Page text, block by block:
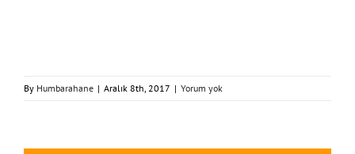
By Humbarahane | Aralık 8th, 2017 | Yorum yok